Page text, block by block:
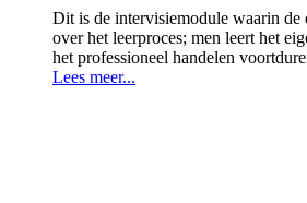
Dit is de intervisiemodule waarin de
over het leerproces; men leert het
het professioneel handelen
Lees meer...